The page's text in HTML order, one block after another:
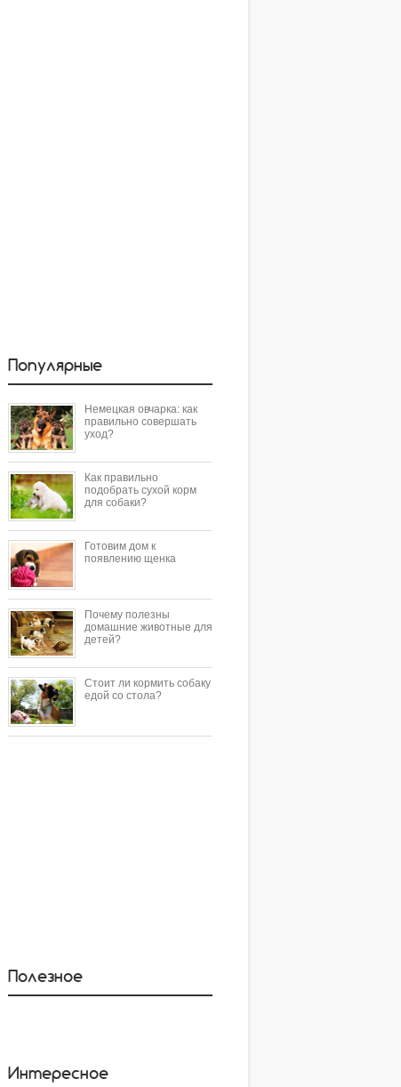
Популярные
Немецкая овчарка: как
правильно совершать
уход?
Как правильно
подобрать сухой корм
для собаки?
Готовим дом к
появлению щенка
Почему полезны
домашние животные для
детей?
Стоит ли кормить собаку
едой со стола?
Полезное
Интересное